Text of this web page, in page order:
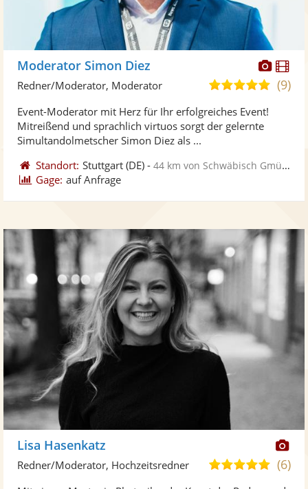
Moderator Simon Diez
4,9(9)
Redner/Moderator, Moderator
Event-Moderator mit Herz für Ihr erfolgreiches Event!
Mitreißend und sprachlich virtuos sorgt der gelernte
Simultandolmetscher Simon Diez als ...
Standort: Stuttgart (DE) -44 km von Schwäbisch Gmünd
Gage: auf Anfrage
Lisa Hasenkatz
5,0(6)
Redner/Moderator, Hochzeitsredner